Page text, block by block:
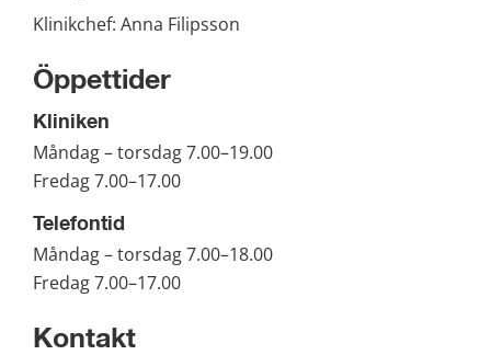
Klinikchef: Anna Filipsson
Öppettider
Kliniken
Måndag – torsdag 7.00–19.00
Fredag 7.00–17.00
Telefontid
Måndag – torsdag 7.00–18.00
Fredag 7.00–17.00
Kontakt